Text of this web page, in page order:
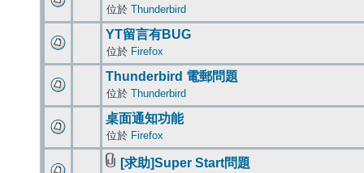
位於 Thunderbird
YT留言有BUG
位於 Firefox
Thunderbird 電郵問題
位於 Thunderbird
桌面通知功能
位於 Firefox
[求助]Super Start問題